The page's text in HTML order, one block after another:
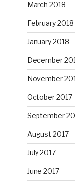
March 2018
February 2018
January 2018
December
November
October 2017
September
August 2017
July 2017
June 2017